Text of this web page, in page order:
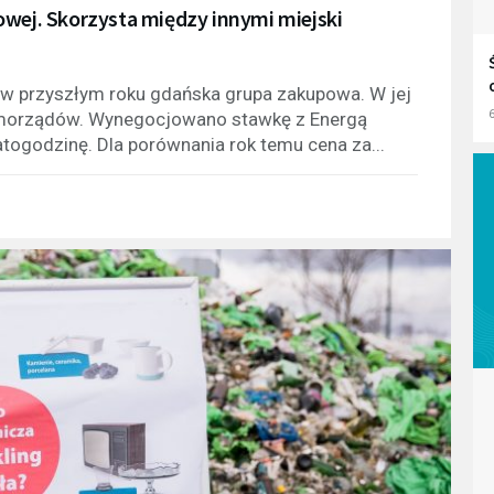
Skorzysta między innymi miejski
przyszłym roku gdańska grupa zakupowa. W jej
Wynegocjowano stawkę z Energą
Dla porównania rok temu cena za...